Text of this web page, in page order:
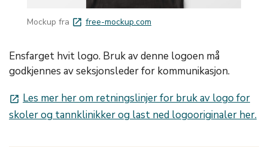
Mockup fra launch free-mockup.com
Ensfarget hvit logo. Bruk av denne logoen må
godkjennes av seksjonsleder for kommunikasjon.
launch Les mer her om retningslinjer for bruk av logo for
skoler og tannklinikker og last ned logooriginaler her.